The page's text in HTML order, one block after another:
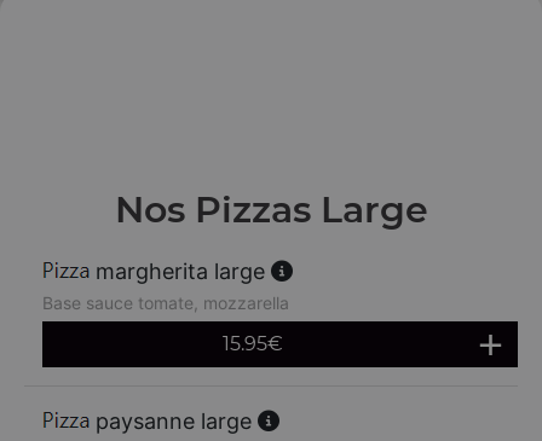
Nos Pizzas Large
margherita large
Base sauce tomate, mozzarella
15.95€
paysanne large